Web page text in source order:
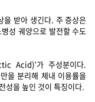
을 받아 생긴다. 주 증상은
성 궤양으로 발전할 수도
Acid)’가 주성분이다.
을 분리해 체내 이용률을
성을 높인 것이 특징이다.